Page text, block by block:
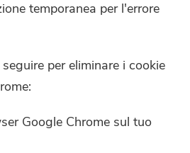
temporanea per l'errore
per eliminare i cookie
Google Chrome sul tuo